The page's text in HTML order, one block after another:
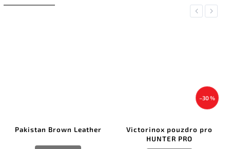
Previous
Pakistan Brown Leather
–30 %
Victorinox pouzdro pro
HUNTER PRO
Next